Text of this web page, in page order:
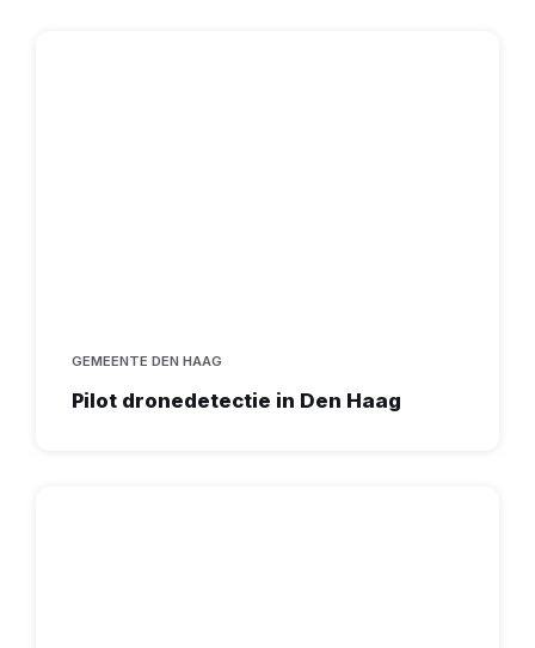
GEMEENTE DEN HAAG
Pilot dronedetectie in Den Haag